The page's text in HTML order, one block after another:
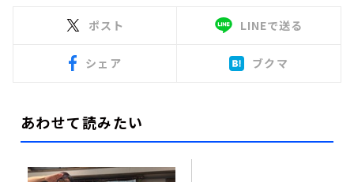
ポスト LINEで送る
シェア ブクマ
あわせて読みたい